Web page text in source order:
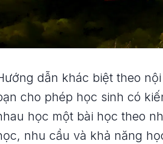
dẫn khác biệt theo
cho phép học sinh có
học một bài học theo
nhu cầu và khả năng